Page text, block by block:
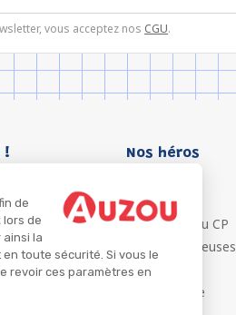
de
lors de
la
toute sécurité. Si vous le
revoir ces paramètres en
vous acceptez nos CGU.
! Nos héros
P'tit Loup
Les Héros du CP
Les Influenceuses
Migali
Petite Taupe